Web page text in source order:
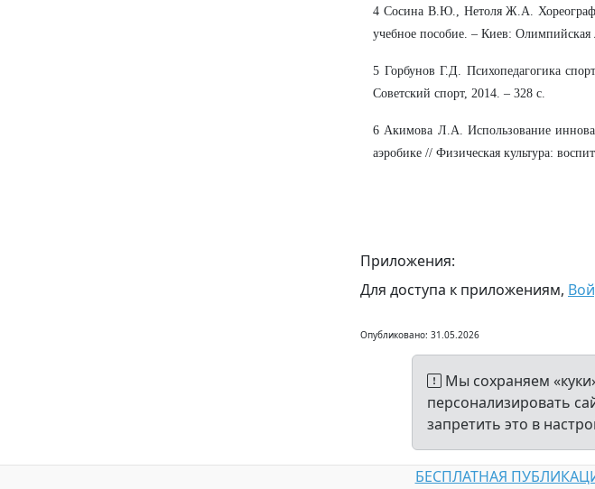
4 Сосина В.Ю., Нетоля Ж.А.
учебное пособие. – Киев: Олимпийская
5 Горбунов Г.Д. Психопедагогика
Советский спорт, 2014. – 328 с.
6 Акимова Л.А. Использование
аэробике // Физическая культура:
Приложения:
Для доступа к приложениям,
Опубликовано: 31.05.2026
Мы сохраняем
персонализировать
запретить это в
БЕСПЛАТНАЯ